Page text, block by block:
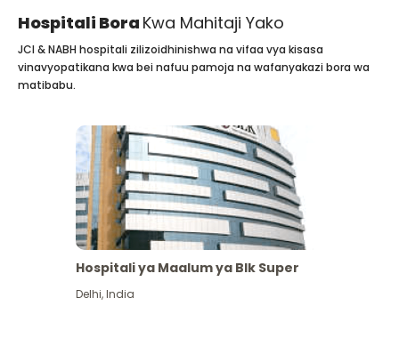
Hospitali Bora Kwa Mahitaji Yako
JCI & NABH hospitali zilizoidhinishwa na vifaa vya kisasa
vinavyopatikana kwa bei nafuu pamoja na wafanyakazi bora wa
matibabu.
Hospitali ya Maalum ya Blk Super
Delhi,India